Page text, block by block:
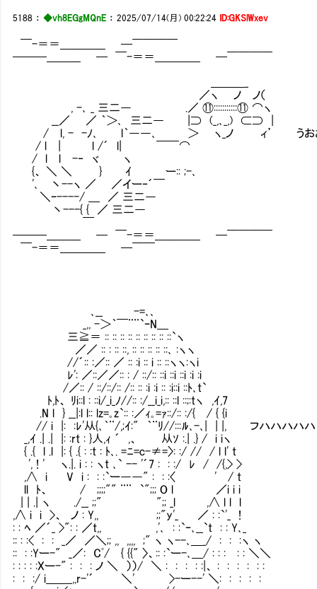
5188 ：◆vh8EGgMQnE ：2025/07/14(月) 00:22:24 ID:GKSlWxev
￣-＝＝＿＿＿＿ ─￣￣￣￣
───＿＿＿ ─ ￣-＝＝＿＿＿＿ ─￣￣￣￣
／ヽ ノ ノ（
, -､ _ 三二― .／ ⑪:::::::::::⑪ ⌒ヽ
__／ ／ ｀＞､ 三二― |⊃ (_,､_,) ⊂⊃ |
/ l, - -ﾉ､ l｀――､ ＞ ヽ_ノ ィ’ うおお
/ l | l /´ l| ￣￣⌒
/ l l -‐ ヾ ヽ
{、 ＼ ＼ } ｲ ー:: ;-､
'､ 丶--ヽ ／ ／イー‐´￣
＼ｰ----/ ＿ ／ 三二―
丶---{ { ／ 三二―
￣
───＿＿＿ ─ ￣-＝＝＿＿＿＿ ─￣￣￣￣
￣-＝＝＿＿＿＿ ─￣￣
､__ -=､､
_,, -＞｀￣¨¨`ｰN＿
三≧＝ :: :: :: :: :: :: :: :: ::`ヽ
／／ :: : :: ::, :: :: :: :: ::､ :ヽヽ
//´:: :／:: ／ :: :i :: i :: ::ヽヽ:ヽi
ﾚ': ／::／／:: : / ::/:: ::i ::i ::i :i :i
/／:: / ::/::/:: /:: :: :i :i :: :i::i ::ﾄ､t`
ﾄ,ﾄ、 ﾘi::l : ::i/_i_ﾉ//:: :/__i_i,:: ::l ::;:tヽ ,ｲ,7
.N l } __|:l l:: lz=｡z`:: :／ｨ｡=ｧ::/:: :/{ / { {i
// i |: :ﾚ'从{､｀¨/,;ｲ:" ｀¨ﾘ//:::ﾙ､-､| | |, フハハハハハ
_,ｲ .| .| |: :rt : }人,ｨ ´ ,、 从ｿ :.| .} / i iヽ
{ .{ l .l |: { .{ : :t : ﾄ､. =ﾆ=c-≠=〉: :/ // / l l' t
', ! ' ヽ.|. i : : ヽt ､` -- '´7 : : :/ ﾚ / /{,> >
,∧ i V i : : :`ー――" : : :〈 ' / t
ll ﾄ、 / ;;;;"" ¨¨ `";;; O l ／i i i
| | .| ヽ ./__ ;;" ";; _l ,∧ l l l
,∧ i i >、 ノ : Y,, ;;"y'_ ／ : :`'_ !
: : ﾍ ／´_ >": : ／t,, ,'､ : :`ｰ､__`t : : Y､_
:: : :< : : _／ ／＼;; ,, ,,,, ;" ヽ ヽ--､＿_/ : : :ヽ ヽ
:: : :Yー-" _／: Cﾟ/ { {{" 〉、:: :`ー-､＿/ : : : : : ＼＼
: : : : :Xー-" : : : ノ ＼ ））/ ＼ : : : : :|、 : : : : : :
: : :/ i＿＿_,,r-'´ ＼' >-ー--' ＼: : : : :